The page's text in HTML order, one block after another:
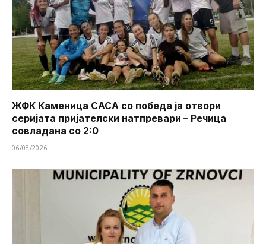
ЖФК Каменица САСА со победа ја отвори
серијата пријателски натпревари – Речица
совладана со 2:0
06/08/2026